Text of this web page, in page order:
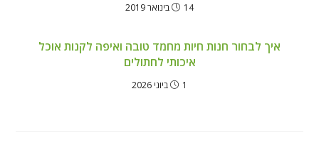
14 בינואר 2019
איך לבחור חנות חיות מחמד טובה ואיפה לקנות אוכל
איכותי לחתולים
1 ביוני 2026